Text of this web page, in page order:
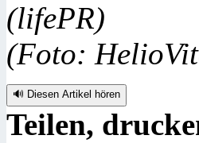
(lifePR)
(Foto:
🔊 Diesen Artikel hören
Teilen,